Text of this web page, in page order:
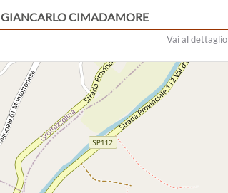
GIANCARLO CIMADAMORE
Consigliere
ELVIS KILA
Consigliere
PAOLO PIERMAROCCHI
Consigliere
ADALBERTO REMIA
Consigliere
LUIGI SANDRONI
Vai al dettaglio